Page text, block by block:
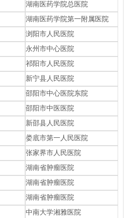
湖南医药学院总医院
湖南医药学院第一附属医院
浏阳市人民医院
永州市中心医院
祁阳市人民医院
新宁县人民医院
邵阳市中心医院东院
邵阳市中医医院
新邵县人民医院
娄底市第一人民医院
张家界市人民医院
湖南省肿瘤医院
湖南省肿瘤医院
湖南省肿瘤医院
中南大学湘雅医院